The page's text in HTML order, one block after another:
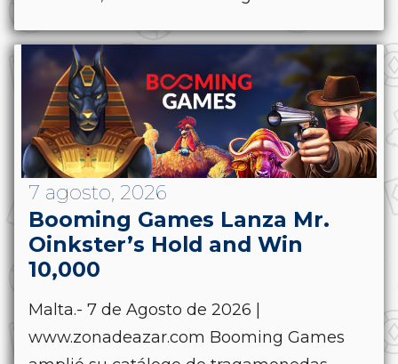
7 agosto, 2026
Booming Games Lanza Mr.
Oinkster’s Hold and Win
10,000
Malta.- 7 de Agosto de 2026 |
www.zonadeazar.com Booming Games